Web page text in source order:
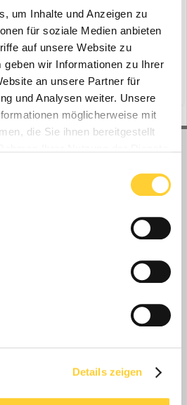
um Inhalte und Anzeigen zu
für soziale Medien anbieten
auf unsere Website zu
geben wir Informationen zu Ihrer
an unsere Partner für
und Analysen weiter. Unsere
möglicherweise mit
die Sie ihnen bereitgestellt
Details zeigen
CampusOS hat
den ersten Feldversuch für ein
erfolgreich abgeschlossen. Das
Ökosystems, von dem die
rückt mit diesem Test in gr...
(und 10 weitere)